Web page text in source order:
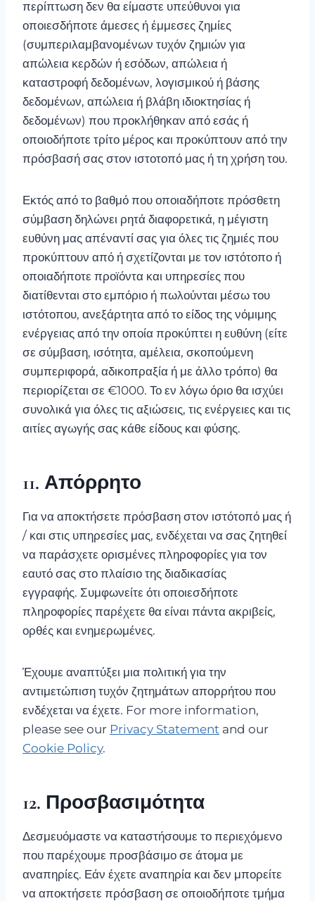
περίπτωση δεν θα είμαστε υπεύθυνοι για
οποιεσδήποτε άμεσες ή έμμεσες ζημίες
(συμπεριλαμβανομένων τυχόν ζημιών για
απώλεια κερδών ή εσόδων, απώλεια ή
καταστροφή δεδομένων, λογισμικού ή βάσης
δεδομένων, απώλεια ή βλάβη ιδιοκτησίας ή
δεδομένων) που προκλήθηκαν από εσάς ή
οποιοδήποτε τρίτο μέρος και προκύπτουν από την
πρόσβασή σας στον ιστοτοπό μας ή τη χρήση του.
Εκτός από το βαθμό που οποιαδήποτε πρόσθετη
σύμβαση δηλώνει ρητά διαφορετικά, η μέγιστη
ευθύνη μας απέναντί σας για όλες τις ζημιές που
προκύπτουν από ή σχετίζονται με τον ιστότοπο ή
οποιαδήποτε προϊόντα και υπηρεσίες που
διατίθενται στο εμπόριο ή πωλούνται μέσω του
ιστότοπου, ανεξάρτητα από το είδος της νόμιμης
ενέργειας από την οποία προκύπτει η ευθύνη (είτε
σε σύμβαση, ισότητα, αμέλεια, σκοπούμενη
συμπεριφορά, αδικοπραξία ή με άλλο τρόπο) θα
περιορίζεται σε €1000. Το εν λόγω όριο θα ισχύει
συνολικά για όλες τις αξιώσεις, τις ενέργειες και τις
αιτίες αγωγής σας κάθε είδους και φύσης.
11. Απόρρητο
Για να αποκτήσετε πρόσβαση στον ιστότοπό μας ή
/ και στις υπηρεσίες μας, ενδέχεται να σας ζητηθεί
να παράσχετε ορισμένες πληροφορίες για τον
εαυτό σας στο πλαίσιο της διαδικασίας
εγγραφής. Συμφωνείτε ότι οποιεσδήποτε
πληροφορίες παρέχετε θα είναι πάντα ακριβείς,
ορθές και ενημερωμένες.
Έχουμε αναπτύξει μια πολιτική για την
αντιμετώπιση τυχόν ζητημάτων απορρήτου που
ενδέχεται να έχετε. For more information,
please see our Privacy Statement and our
Cookie Policy.
12. Προσβασιμότητα
Δεσμευόμαστε να καταστήσουμε το περιεχόμενο
που παρέχουμε προσβάσιμο σε άτομα με
αναπηρίες. Εάν έχετε αναπηρία και δεν μπορείτε
να αποκτήσετε πρόσβαση σε οποιοδήποτε τμήμα